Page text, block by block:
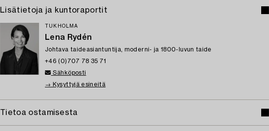
Lisätietoja ja kuntoraportit
TUKHOLMA
Lena Rydén
Johtava taideasiantuntija, moderni- ja 1800-luvun taide
+46 (0)707 78 35 71
Sähköposti
→ Kysyttyjä esineitä
Tietoa ostamisesta